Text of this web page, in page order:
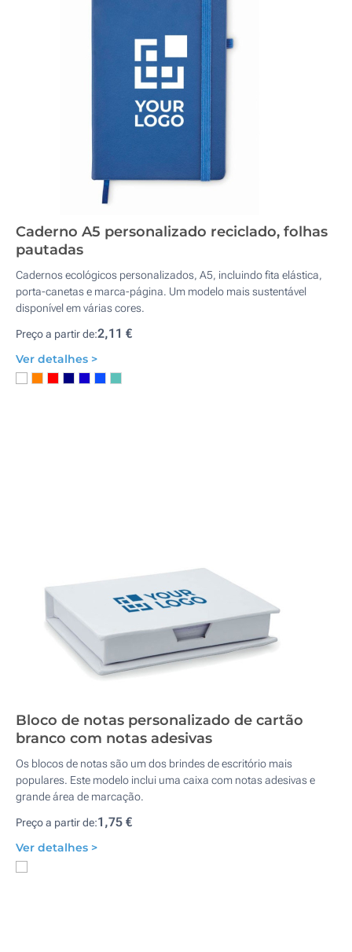
Caderno A5 personalizado reciclado, folhas
pautadas
Cadernos ecológicos personalizados, A5, incluindo fita elástica,
porta-canetas e marca-página. Um modelo mais sustentável
disponível em várias cores.
Preço a partir de:2,11 €
Ver detalhes >
Bloco de notas personalizado de cartão
branco com notas adesivas
Os blocos de notas são um dos brindes de escritório mais
populares. Este modelo inclui uma caixa com notas adesivas e
grande área de marcação.
Preço a partir de:1,75 €
Ver detalhes >